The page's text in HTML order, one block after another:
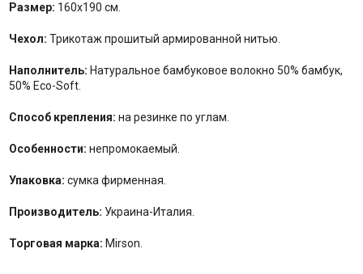
Размер: 160x190 см.
Чехол: Трикотаж прошитый армированной нитью.
Наполнитель: Натуральное бамбуковое волокно 50% бамбук,
50% Eco-Soft.
Способ крепления: на резинке по углам.
Особенности: непромокаемый.
Упаковка: сумка фирменная.
Производитель: Украина-Италия.
Торговая марка: Mirson.